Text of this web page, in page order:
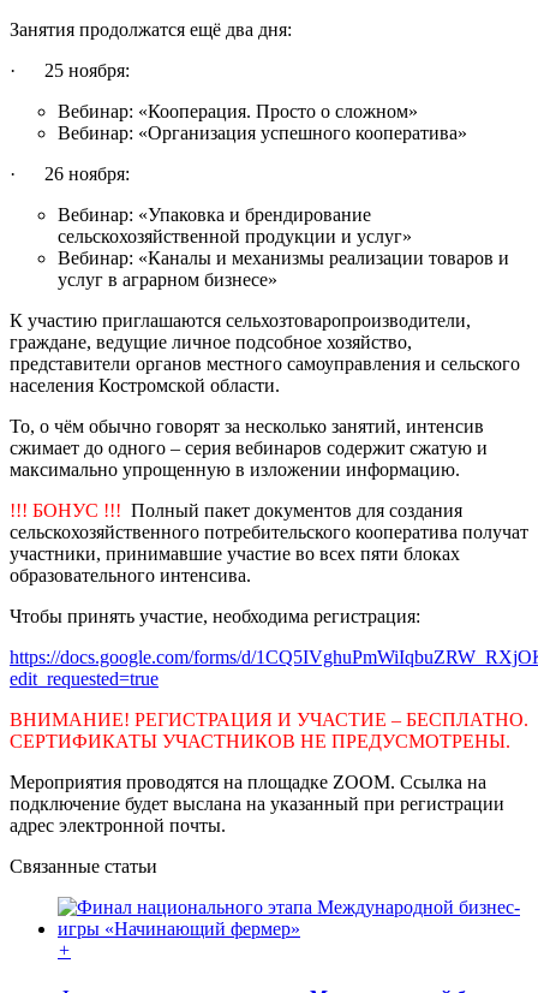
Занятия продолжатся ещё два дня:
· 25 ноября:
Вебинар: «Кооперация. Просто о сложном»
Вебинар: «Организация успешного кооператива»
· 26 ноября:
Вебинар: «Упаковка и брендирование
сельскохозяйственной продукции и услуг»
Вебинар: «Каналы и механизмы реализации товаров и
услуг в аграрном бизнесе»
К участию приглашаются сельхозтоваропроизводители,
граждане, ведущие личное подсобное хозяйство,
представители органов местного самоуправления и сельского
населения Костромской области.
То, о чём обычно говорят за несколько занятий, интенсив
сжимает до одного – серия вебинаров содержит сжатую и
максимально упрощенную в изложении информацию.
!!! БОНУС !!! Полный пакет документов для создания
сельскохозяйственного потребительского кооператива получат
участники, принимавшие участие во всех пяти блоках
образовательного интенсива.
Чтобы принять участие, необходима регистрация:
https://docs.google.com/forms/d/
edit_requested=true
ВНИМАНИЕ! РЕГИСТРАЦИЯ И УЧАСТИЕ – БЕСПЛАТНО.
СЕРТИФИКАТЫ УЧАСТНИКОВ НЕ ПРЕДУСМОТРЕНЫ.
Мероприятия проводятся на площадке ZOOM. Ссылка на
подключение будет выслана на указанный при регистрации
адрес электронной почты.
Связанные статьи
+